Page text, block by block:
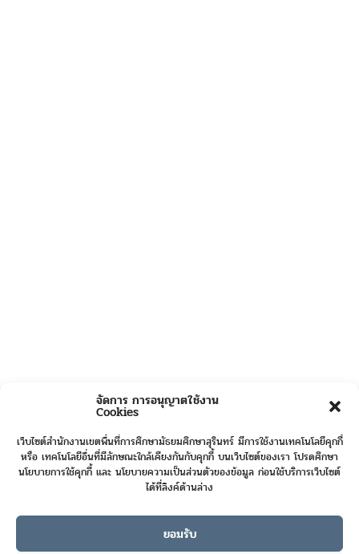
จัดการ การอนุญาตใช้งาน
Cookies
เว็บไซต์สำนักงานเขตพื้นที่การศึกษามัธยมศึกษาสุรินทร์ มีการใช้งานเทคโนโลยีคุกกี้
หรือ เทคโนโลยีอื่นที่มีลักษณะใกล้เคียงกันกับคุกกี้ บนเว็บไซต์ของเรา โปรดศึกษา
นโยบายการใช้คุกกี้ และ นโยบายความเป็นส่วนตัวของข้อมูล ก่อนใช้บริการเว็บไซต์
ได้ที่ลิงค์ด้านล่าง
ยอมรับ